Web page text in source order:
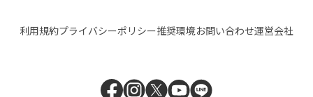
利用規約プライバシーポリシー推奨環境お問い合わせ運営会社